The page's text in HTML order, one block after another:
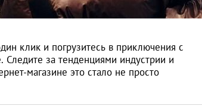
клик и погрузитесь в приключения с
за тенденциями индустрии и
магазине это стало не просто